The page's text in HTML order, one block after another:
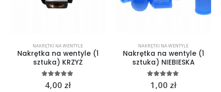
NAKRĘTKI NA WENTYLE
Nakrętka na wentyle (1
sztuka) KRZYŻ
5.00 out of 5
4,00 zł
NAKRĘTKI NA WENTYLE
Nakrętka na wentyle (1
sztuka) NIEBIESKA
5.00 out of 5
1,00 zł